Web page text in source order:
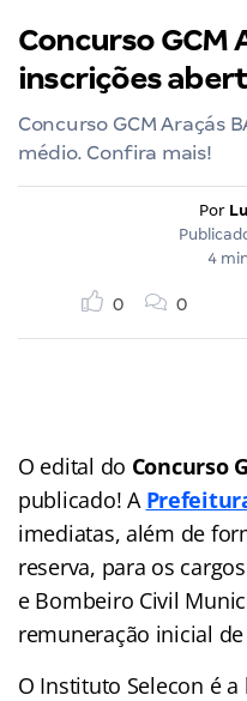
Concurso GCM
inscrições
Concurso GCM Araçás
médio. Confira mais!
Por
4
0 0
O edital do Concurso
publicado! A
imediatas, além de
reserva, para os
e Bombeiro Civil
remuneração inicial de
O Instituto Selecon é